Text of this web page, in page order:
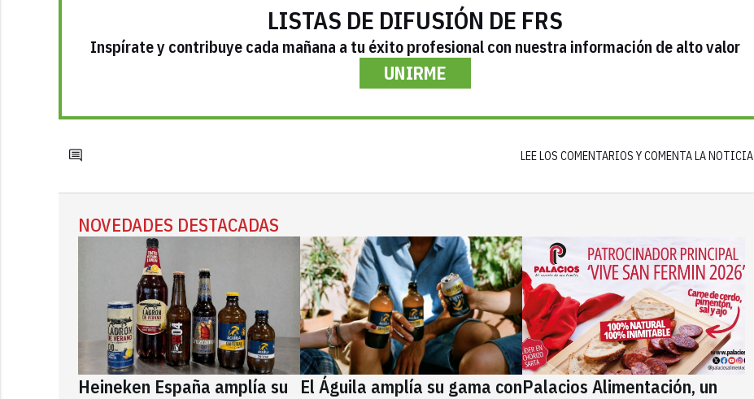
LISTAS DE DIFUSIÓN DE FRS
Inspírate y contribuye cada mañana a tu éxito profesional con nuestra información de alto valor
UNIRME
LEE LOS COMENTARIOS Y COMENTA LA NOTICIA
NOVEDADES DESTACADAS
Heineken España amplía su
El Águila amplía su gama conPalacios Alimentación, un